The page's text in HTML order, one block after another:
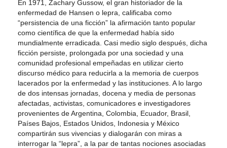
En 1971, Zachary Gussow, el gran historiador de la
enfermedad de Hansen o lepra, calificaba como
“persistencia de una ficción” la afirmación tanto popular
como científica de que la enfermedad había sido
mundialmente erradicada. Casi medio siglo después, dicha
ficción persiste, prolongada por una sociedad y una
comunidad profesional empeñadas en utilizar cierto
discurso médico para reducirla a la memoria de cuerpos
lacerados por la enfermedad y las instituciones. A lo largo
de dos intensas jornadas, docena y media de personas
afectadas, activistas, comunicadores e investigadores
provenientes de Argentina, Colombia, Ecuador, Brasil,
Países Bajos, Estados Unidos, Indonesia y México
compartirán sus vivencias y dialogarán con miras a
interrogar la “lepra”, a la par de tantas nociones asociadas